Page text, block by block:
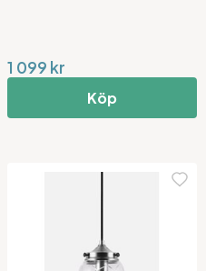
1 099 kr
Köp